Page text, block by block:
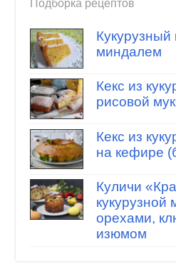
Подборка рецептов
Кукурузный
миндалем
Кекс из
рисовой
Кекс из
на кефире
Куличи
кукурузной
орехами,
изюмом